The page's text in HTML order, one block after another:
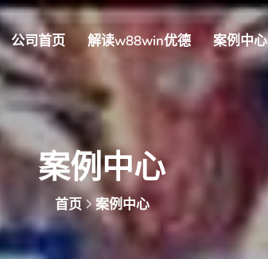
公司首页 解读w88win优德 案例中心
案例中心
首页 案例中心